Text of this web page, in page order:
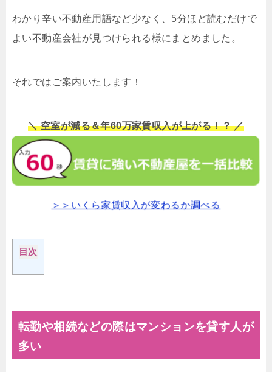
わかり辛い不動産用語など少なく、5分ほど読むだけで
よい不動産会社が見つけられる様にまとめました。
それではご案内いたします！
＼ 空室が減る＆年60万家賃収入が上がる！？ ／
＞＞いくら家賃収入が変わるか調べる
目次
転勤や相続などの際はマンションを貸す人が
多い